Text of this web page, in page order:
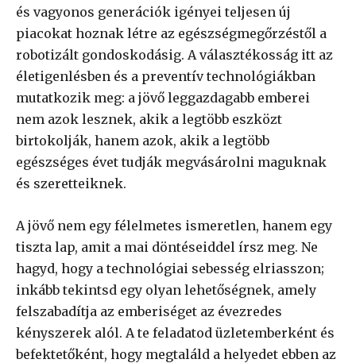
és vagyonos generációk igényei teljesen új
piacokat hoznak létre az egészségmegőrzéstől a
robotizált gondoskodásig. A választékosság itt az
életigenlésben és a preventív technológiákban
mutatkozik meg: a jövő leggazdagabb emberei
nem azok lesznek, akik a legtöbb eszközt
birtokolják, hanem azok, akik a legtöbb
egészséges évet tudják megvásárolni maguknak
és szeretteiknek.
A jövő nem egy félelmetes ismeretlen, hanem egy
tiszta lap, amit a mai döntéseiddel írsz meg. Ne
hagyd, hogy a technológiai sebesség elriasszon;
inkább tekintsd egy olyan lehetőségnek, amely
felszabadítja az emberiséget az évezredes
kényszerek alól. A te feladatod üzletemberként és
befektetőként, hogy megtaláld a helyedet ebben az